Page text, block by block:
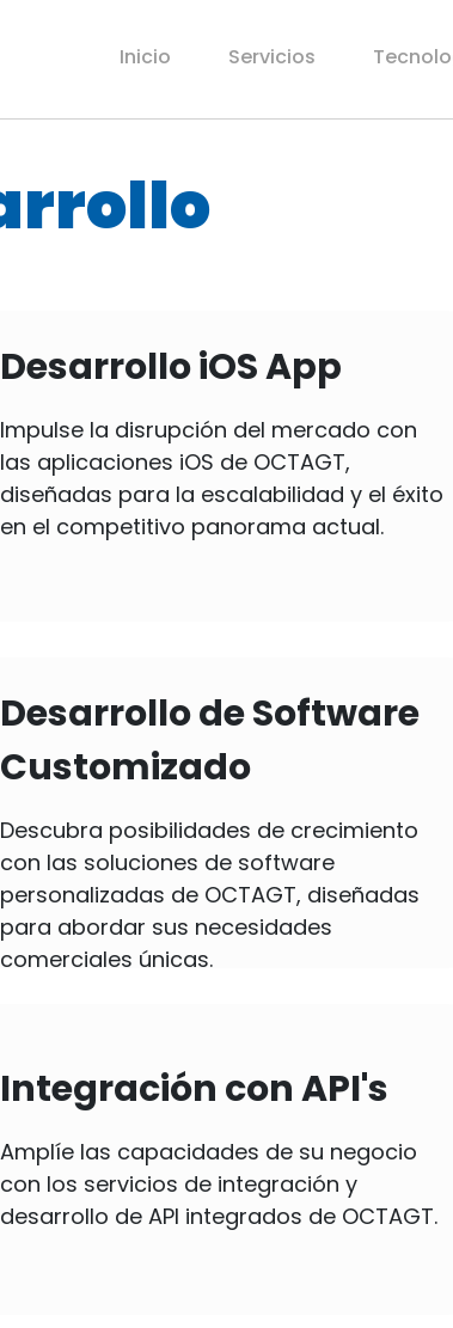
Inicio Servicios
Desarrollo iOS App
Impulse la disrupción del mercado con
las aplicaciones iOS de OCTAGT,
diseñadas para la escalabilidad y el éxito
en el competitivo panorama actual.
Desarrollo de Software
Customizado
Descubra posibilidades de crecimiento
con las soluciones de software
personalizadas de OCTAGT, diseñadas
para abordar sus necesidades
comerciales únicas.
Integración con API's
Amplíe las capacidades de su negocio
con los servicios de integración y
desarrollo de API integrados de OCTAGT.